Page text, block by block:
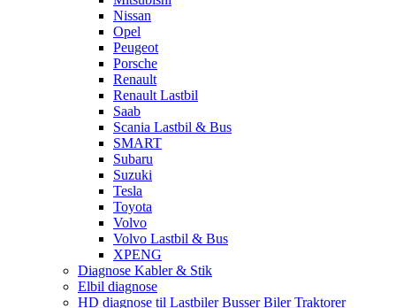
Nissan
Opel
Peugeot
Porsche
Renault
Renault Lastbil
Saab
Scania Lastbil & Bus
SMART
Subaru
Suzuki
Tesla
Toyota
Volvo
Volvo Lastbil & Bus
XPENG
Diagnose Kabler & Stik
Elbil diagnose
HD diagnose til Lastbiler Busser Biler Traktorer